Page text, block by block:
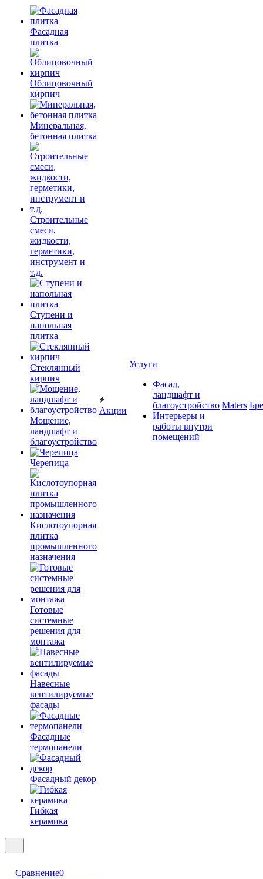
Фасадная
плитка
Облицовочный
кирпич
Минеральная,
бетонная плитка
Строительные
смеси,
жидкости,
герметики,
инструмент и
т.д.
Ступени и
напольная
плитка
Cтеклянный
кирпич
Мощение,
ландшафт и
благоустройство
Черепица
Кислотоупорная
плитка
промышленного
назначения
Готовые
системные
решения для
монтажа
Навесные
вентилируемые
фасады
Фасадные
термопанели
Фасадный декор
Гибкая
керамика
Акции
Услуги
Фасад,
ландшафт и
благоустройство
Интерьеры и
работы внутри
помещений
Maters
Сравнение0